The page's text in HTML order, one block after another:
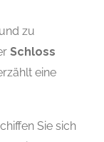
zu
Schloss
eine
Sie sich